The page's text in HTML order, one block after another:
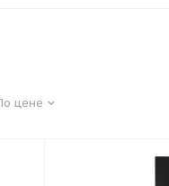
цене